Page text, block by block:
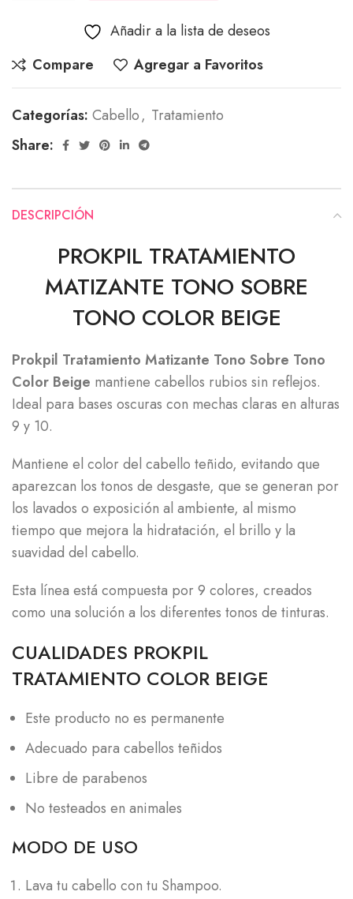
Añadir a la lista de deseos
Compare
Agregar a Favoritos
Categorías: Cabello, Tratamiento
Share:
DESCRIPCIÓN
PROKPIL TRATAMIENTO
MATIZANTE TONO SOBRE
TONO COLOR BEIGE
Prokpil Tratamiento Matizante Tono Sobre Tono
Color Beige mantiene cabellos rubios sin reflejos.
Ideal para bases oscuras con mechas claras en alturas
9 y 10.
Mantiene el color del cabello teñido, evitando que
aparezcan los tonos de desgaste, que se generan por
los lavados o exposición al ambiente, al mismo
tiempo que mejora la hidratación, el brillo y la
suavidad del cabello.
Esta línea está compuesta por 9 colores, creados
como una solución a los diferentes tonos de tinturas.
CUALIDADES PROKPIL
TRATAMIENTO COLOR BEIGE
Este producto no es permanente
Adecuado para cabellos teñidos
Libre de parabenos
No testeados en animales
MODO DE USO
Lava tu cabello con tu Shampoo.